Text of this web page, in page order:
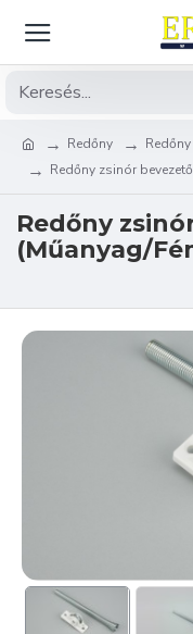
Redőny
Redőny zsinór
Redőny
(Műanyag/